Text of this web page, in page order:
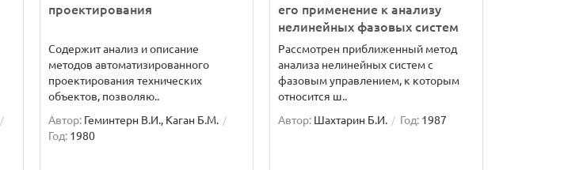
проектирования
Содержит анализ и описание
методов автоматизированного
проектирования технических
объектов, позволяю..
Автор: Геминтерн В.И., Каган Б.М.
Год: 1980
его применение к анализу
нелинейных фазовых систем
Рассмотрен приближенный метод
анализа нелинейных систем с
фазовым управлением, к которым
относится ш..
Автор: Шахтарин Б.И. Год: 1987